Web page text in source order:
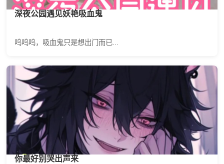
深夜公园遇见妖艳吸血鬼
呜呜呜，吸血鬼只是想出门而已...
你最好别哭出声来